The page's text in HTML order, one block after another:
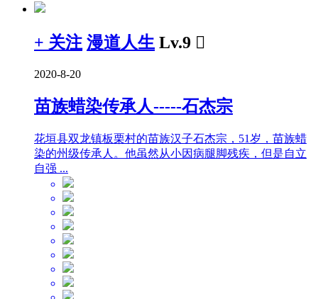
+ 关注 漫道人生 Lv.9 
2020-8-20
苗族蜡染传承人-----石杰宗
花垣县双龙镇板栗村的苗族汉子石杰宗，51岁，苗族蜡
染的州级传承人。他虽然从小因病腿脚残疾，但是自立
自强 ...